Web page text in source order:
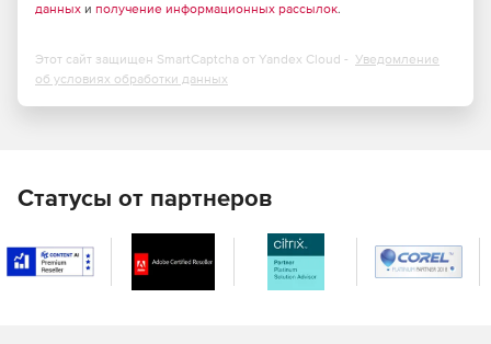
данных и получение информационных рассылок.
Этот сайт защищен SmartCaptcha от Yandex Cloud - Уведомление
об условиях обработки данных
Статусы от партнеров